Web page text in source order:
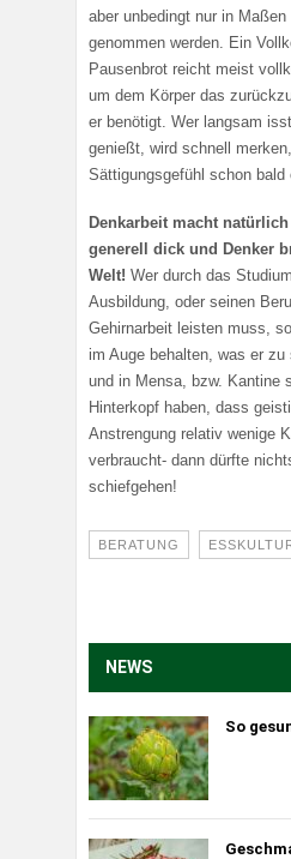
aber unbedingt nur in Maßen
genommen werden. Ein
Pausenbrot reicht meist
um dem Körper das
er benötigt. Wer langsam
genießt, wird schnell
Sättigungsgefühl schon bald
Denkarbeit macht
generell dick und Denker
Welt! Wer durch das
Ausbildung, oder seinen
Gehirnarbeit leisten muss,
im Auge behalten, was er
und in Mensa, bzw. Kantine
Hinterkopf haben, dass
Anstrengung relativ wenige
verbraucht- dann dürfte
schiefgehen!
BERATUNG
NEWS
So